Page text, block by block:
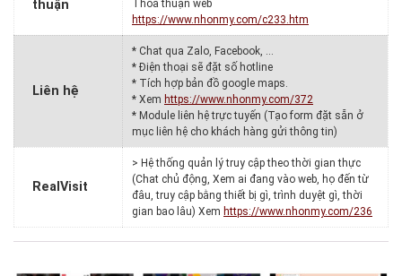
thuận
Thỏa thuận web
https://www.nhonmy.com/c233.htm
Liên hệ
* Chat qua Zalo, Facebook, …
* Điện thoại sẽ đặt số hotline
* Tích hợp bản đồ google maps.
* Xem https://www.nhonmy.com/372
* Module liên hệ trực tuyến (Tạo form đặt sẵn ở
mục liên hệ cho khách hàng gửi thông tin)
RealVisit
> Hệ thống quản lý truy cập theo thời gian thực
(Chat chủ động, Xem ai đang vào web, họ đến từ
đâu, truy cập bằng thiết bị gì, trình duyệt gì, thời
gian bao lâu) Xem https://www.nhonmy.com/236